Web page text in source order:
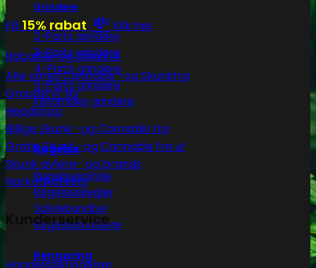
Grindere
2-Parts grindere
3-Parts grindere
4-Parts grindere
5-Parts grindere
Keramiske grindere
Røgelse
Røgelsespinde
Røgelseskegler
Salviebundter
Røgelsesholdere
Rengøring
Få 15% rabat 💸 Klik her
Rabatter og tilbud 💰
Alle vores Cannabis -og Skunkfrø
Groudstyr
Headshop
Billige Skunk -og Cannabis frø
Gratis Skunk -og Cannabis frø 🌿
Skunk avlere- og brands
Narkotikatests
Kunderservice
Handelsbetingelser